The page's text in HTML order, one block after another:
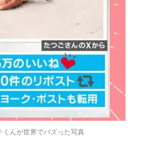
くんが世界でバズった写真